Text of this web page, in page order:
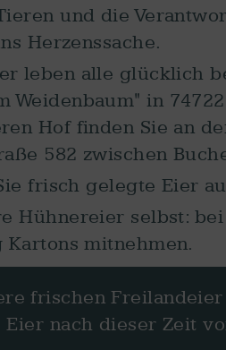
und die
Herzenssache.
leben alle glücklich
Weidenbaum" in
Hof finden Sie an
582 zwischen
frisch gelegte Eier
Hühnereier selbst:
mitnehmen.
frischen
nach dieser Zeit